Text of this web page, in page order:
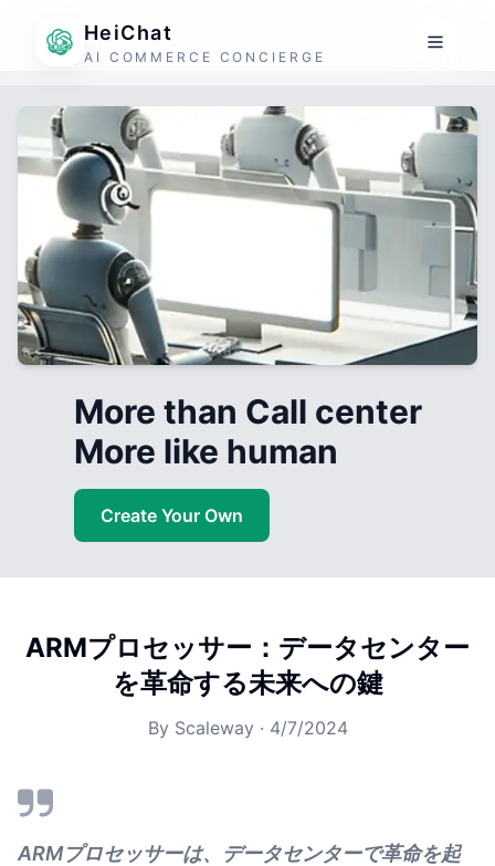
HeiChat
AI COMMERCE CONCIERGE
More than Call center
More like human
Create Your Own
ARMプロセッサー：データセンター
を革命する未来への鍵
By Scaleway · 4/7/2024
ARMプロセッサーは、データセンターで革命を起